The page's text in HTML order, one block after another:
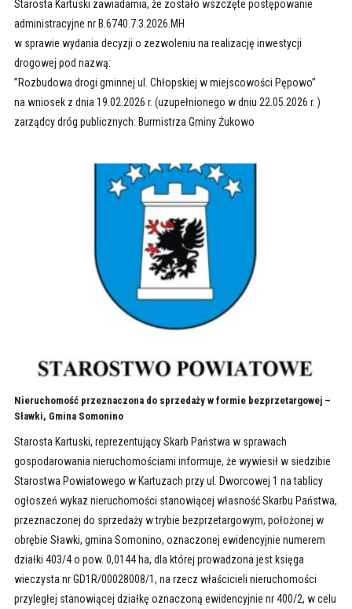
Starosta Kartuski zawiadamia, że zostało wszczęte postępowanie
administracyjne nr B.6740.7.3.2026.MH
w sprawie wydania decyzji o zezwoleniu na realizację inwestycji
drogowej pod nazwą:
’’Rozbudowa drogi gminnej ul. Chłopskiej w miejscowości Pępowo’’
na wniosek z dnia 19.02.2026 r. (uzupełnionego w dniu 22.05.2026 r. )
zarządcy dróg publicznych: Burmistrza Gminy Żukowo
Nieruchomość przeznaczona do sprzedaży w formie bezprzetargowej –
Sławki, Gmina Somonino
Starosta Kartuski, reprezentujący Skarb Państwa w sprawach
gospodarowania nieruchomościami informuje, że wywiesił w siedzibie
Starostwa Powiatowego w Kartuzach przy ul. Dworcowej 1 na tablicy
ogłoszeń wykaz nieruchomości stanowiącej własność Skarbu Państwa,
przeznaczonej do sprzedaży w trybie bezprzetargowym, położonej w
obrębie Sławki, gmina Somonino, oznaczonej ewidencyjnie numerem
działki 403/4 o pow. 0,0144 ha, dla której prowadzona jest księga
wieczysta nr GD1R/00028008/1, na rzecz właścicieli nieruchomości
przyległej stanowiącej działkę oznaczoną ewidencyjnie nr 400/2, w celu